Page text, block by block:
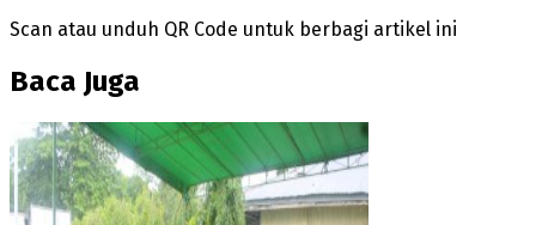
Scan atau unduh QR Code untuk berbagi artikel ini
Baca Juga